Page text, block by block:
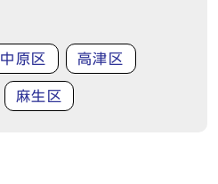
中原区 高津区
麻生区